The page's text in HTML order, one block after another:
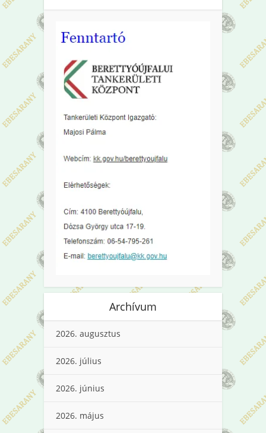
Archívum
2026. augusztus
2026. július
2026. június
2026. május